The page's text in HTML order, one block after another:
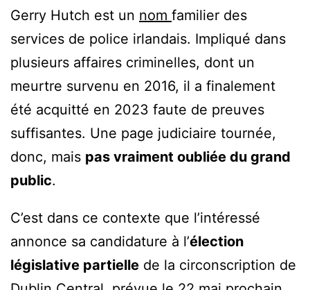
Gerry Hutch est un nom familier des
services de police irlandais. Impliqué dans
plusieurs affaires criminelles, dont un
meurtre survenu en 2016, il a finalement
été acquitté en 2023 faute de preuves
suffisantes. Une page judiciaire tournée,
donc, mais pas vraiment oubliée du grand
public.
C’est dans ce contexte que l’intéressé
annonce sa candidature à l’élection
législative partielle de la circonscription de